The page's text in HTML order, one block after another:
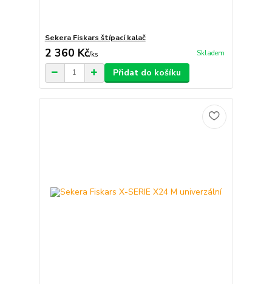
Sekera Fiskars štípací kalač
2 360 Kč/ks Skladem
Přidat do košíku